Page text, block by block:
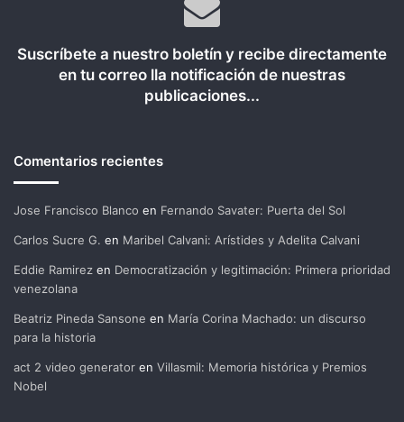
Suscríbete a nuestro boletín y recibe directamente
en tu correo lla notificación de nuestras
publicaciones...
Comentarios recientes
Jose Francisco Blanco en Fernando Savater: Puerta del Sol
Carlos Sucre G. en Maribel Calvani: Arístides y Adelita Calvani
Eddie Ramirez en Democratización y legitimación: Primera prioridad
venezolana
Beatriz Pineda Sansone en María Corina Machado: un discurso
para la historia
act 2 video generator en Villasmil: Memoria histórica y Premios
Nobel